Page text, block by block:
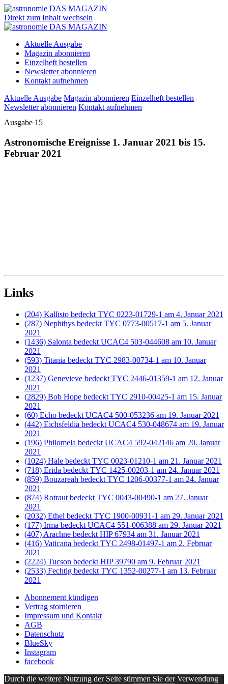
Direkt zum Inhalt wechseln
Aktuelle Ausgabe
Magazin abonnieren
Einzelheft bestellen
Newsletter abonnieren
Kontakt aufnehmen
Aktuelle Ausgabe Magazin abonnieren Einzelheft bestellen
Newsletter abonnieren Kontakt aufnehmen
Ausgabe 15
Astronomische Ereignisse 1. Januar 2021 bis 15.
Februar 2021
Links
(204) Kallisto bedeckt TYC 0223-01729-1 am 4. Januar 2021
(287) Nephthys bedeckt TYC 0773-00517-1 am 5. Januar
2021
(1436) Salonta bedeckt UCAC4 503-044608 am 10. Januar
2021
(593) Titania bedeckt TYC 2983-00734-1 am 10. Januar
2021
(1237) Genevieve bedeckt TYC 2446-01359-1 am 12. Januar
2021
(2829) Bob Hope bedeckt TYC 2910-00425-1 am 15. Januar
2021
(60) Echo bedeckt UCAC4 500-053236 am 19. Januar 2021
(442) Eichsfeldia bedeckt UCAC4 530-048674 am 19. Januar
2021
(196) Philomela bedeckt UCAC4 592-042146 am 20. Januar
2021
(1024) Hale bedeckt TYC 0023-01210-1 am 21. Januar 2021
(718) Erida bedeckt TYC 1425-00203-1 am 24. Januar 2021
(859) Bouzareah bedeckt TYC 1206-00377-1 am 24. Januar
2021
(874) Rotraut bedeckt TYC 0043-00490-1 am 27. Januar
2021
(2032) Ethel bedeckt TYC 1900-00931-1 am 29. Januar 2021
(177) Irma bedeckt UCAC4 551-006388 am 29. Januar 2021
(407) Arachne bedeckt HIP 67934 am 31. Januar 2021
(416) Vaticana bedeckt TYC 2498-01497-1 am 2. Februar
2021
(2224) Tucson bedeckt HIP 39790 am 9. Februar 2021
(2533) Fechtig bedeckt TYC 1352-00277-1 am 13. Februar
2021
Abonnement kündigen
Vertrag stornieren
Impressum und Kontakt
AGB
Datenschutz
BlueSky
Instagram
facebook
Durch die weitere Nutzung der Seite stimmen Sie der Verwendung